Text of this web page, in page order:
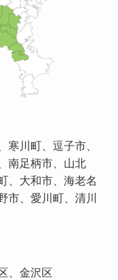
寒川町、逗子市、
南足柄市、山北
、大和市、海老名
市、愛川町、清川
、金沢区